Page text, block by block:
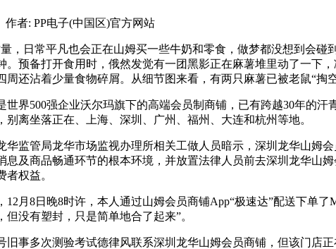
者: PP电子(中国区)官方网站
日常平凡也会正在山姆买一些牛奶和零食，做梦都没想到会碰
。预备打开食用时，俄然发觉有一团黑影正在麻薯堆里动了一
还沾着少量食物碎屑。从细节图来看，有两只麻薯已被老鼠“掏空
500强企业沃尔玛旗下的高端会员制商铺，已有跨越30年的汗
别离坐落正在、上海、深圳、广州、福州、大连和杭州等地。
管局龙华市场监视办理所相关工做人员暗示，深圳龙华山姆
息及商品畅通环节的根本环境，并放置法律人员前去深圳龙华山
权益。
8日晚8时许，本人通过山姆会员商铺App“极速达”配送下单了
没有塑封，只是简单地合了起来”。
多次测验考试德律风联系深圳龙华山姆会员商铺，但该门店